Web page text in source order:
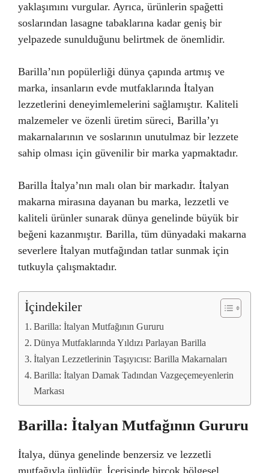
yaklaşımını vurgular. Ayrıca, ürünlerin spağetti
soslarından lasagne tabaklarına kadar geniş bir
yelpazede sunulduğunu belirtmek de önemlidir.
Barilla’nın popülerliği dünya çapında artmış ve
marka, insanların evde mutfaklarında İtalyan
lezzetlerini deneyimlemelerini sağlamıştır. Kaliteli
malzemeler ve özenli üretim süreci, Barilla’yı
makarnalarının ve soslarının unutulmaz bir lezzete
sahip olması için güvenilir bir marka yapmaktadır.
Barilla İtalya’nın malı olan bir markadır. İtalyan
makarna mirasına dayanan bu marka, lezzetli ve
kaliteli ürünler sunarak dünya genelinde büyük bir
beğeni kazanmıştır. Barilla, tüm dünyadaki makarna
severlere İtalyan mutfağından tatlar sunmak için
tutkuyla çalışmaktadır.
İçindekiler
Barilla: İtalyan Mutfağının Gururu
Dünya Mutfaklarında Yıldızı Parlayan Barilla
İtalyan Lezzetlerinin Taşıyıcısı: Barilla Makarnaları
Barilla: İtalyan Damak Tadından Vazgeçemeyenlerin
Markası
Barilla: İtalyan Mutfağının Gururu
İtalya, dünya genelinde benzersiz ve lezzetli
mutfağıyla ünlüdür. İçerisinde birçok bölgesel